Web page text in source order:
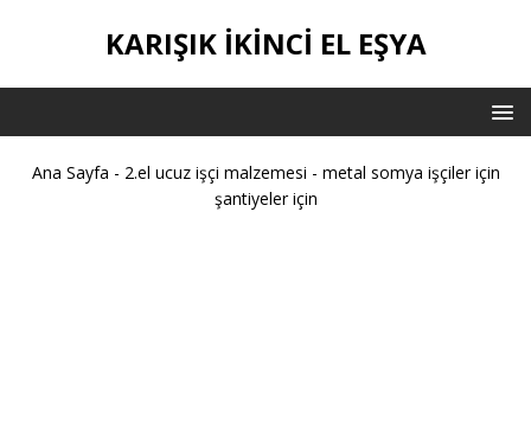
KARIŞIK IKINCI EL EŞYA
Ana Sayfa - 2.el ucuz işçi malzemesi - metal somya işçiler için
şantiyeler için